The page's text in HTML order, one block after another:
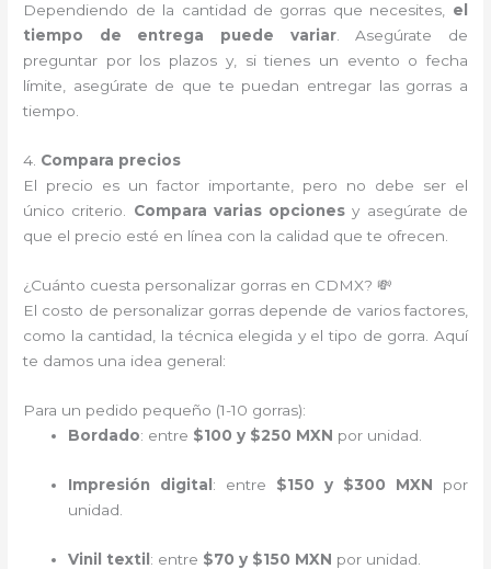
Dependiendo de la cantidad de gorras que necesites, el
tiempo de entrega puede variar. Asegúrate de
preguntar por los plazos y, si tienes un evento o fecha
límite, asegúrate de que te puedan entregar las gorras a
tiempo.
4. Compara precios
El precio es un factor importante, pero no debe ser el
único criterio. Compara varias opciones y asegúrate de
que el precio esté en línea con la calidad que te ofrecen.
¿Cuánto cuesta personalizar gorras en CDMX? 💸
El costo de personalizar gorras depende de varios factores,
como la cantidad, la técnica elegida y el tipo de gorra. Aquí
te damos una idea general:
Para un pedido pequeño (1-10 gorras):
Bordado: entre $100 y $250 MXN por unidad.
Impresión digital : entre $150 y $300 MXN por
unidad.
Vinil textil : entre $70 y $150 MXN por unidad.